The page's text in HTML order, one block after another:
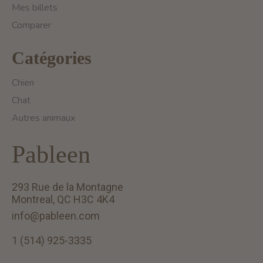
Mes billets
Comparer
Catégories
Chien
Chat
Autres animaux
Pableen
293 Rue de la Montagne
Montreal, QC H3C 4K4
info@pableen.com
1 (514) 925-3335